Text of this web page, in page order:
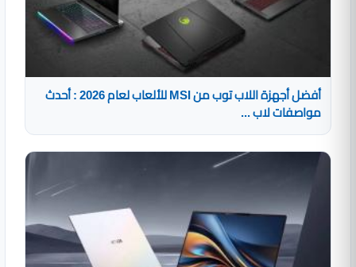
أفضل أجهزة اللاب توب من MSI للألعاب لعام 2026 : أحدث
مواصفات لاب ...